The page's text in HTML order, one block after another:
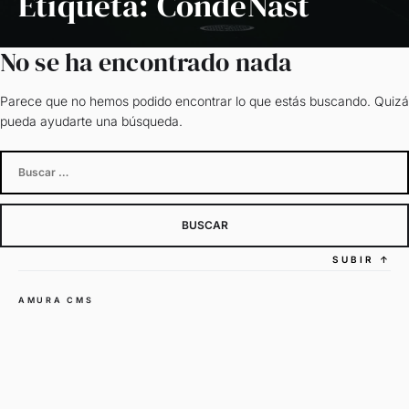
No se ha encontrado nada
Parece que no hemos podido encontrar lo que estás buscando. Quizá
pueda ayudarte una búsqueda.
SUBIR ↑
AMURA CMS